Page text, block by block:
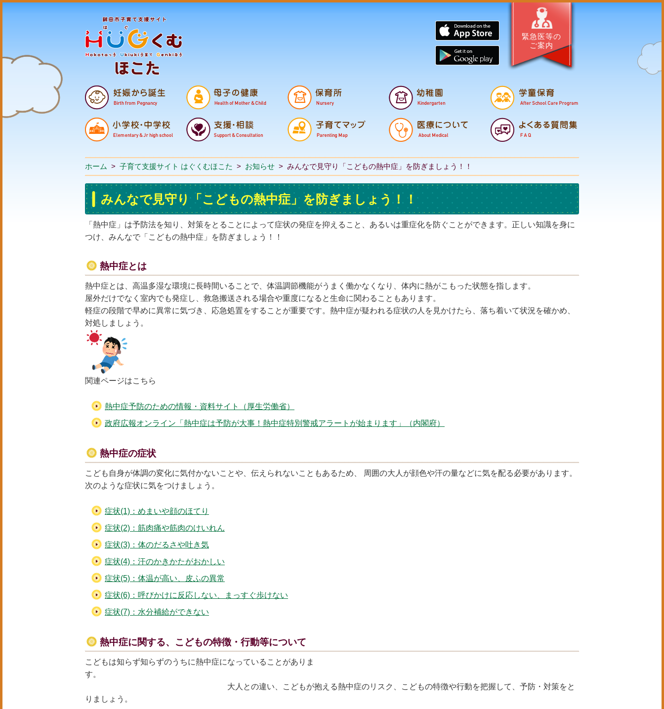
鉾田市子育て支援サイト・はぐくむほこた
Google
緊急医等の
ご案内
妊娠から誕生 保育所
小学校・中学校 支援・相談 子育てマップ
ホーム > 子育て支援サイト はぐくむほこた > お知らせ > みんなで見守り「こどもの熱中症」を防ぎましょう！！
みんなで見守り「こどもの熱中症」を防ぎましょう！！
「熱中症」は予防法を知り、対策をとることによって症状の発症を抑えること、あるいは重症化を防ぐことができます。正しい知識を身に
つけ、みんなで「こどもの熱中症」を防ぎましょう！！
熱中症とは
熱中症とは、高温多湿な環境に長時間いることで、体温調節機能がうまく働かなくなり、体内に熱がこもった状態を指します。
屋外だけでなく室内でも発症し、救急搬送される場合や重度になると生命に関わることもあります。
軽症の段階で早めに異常に気づき、応急処置をすることが重要です。熱中症が疑われる症状の人を見かけたら、落ち着いて状況を確かめ、
対処しましょう。
関連ページはこちら
熱中症予防のための情報・資料サイト（厚生労働省）
政府広報オンライン「熱中症は予防が大事！熱中症特別警戒アラートが始まります」（内閣府）
熱中症の症状
こども自身が体調の変化に気付かないことや、伝えられないこともあるため、 周囲の大人が顔色や汗の量などに気を配る必要があります。
次のような症状に気をつけましょう。
症状(1)：めまいや顔のほてり
症状(2)：筋肉痛や筋肉のけいれん
症状(3)：体のだるさや吐き気
症状(4)：汗のかきかたがおかしい
症状(5)：体温が高い、皮ふの異常
症状(6)：呼びかけに反応しない、まっすぐ歩けない
症状(7)：水分補給ができない
熱中症に関する、こどもの特徴・行動等について
こどもは知らず知らずのうちに熱中症になっていることがありま
す。
大人との違い、こどもが抱える熱中症のリスク、こどもの特徴や行動を把握して、予防・対策をと
りましょう。